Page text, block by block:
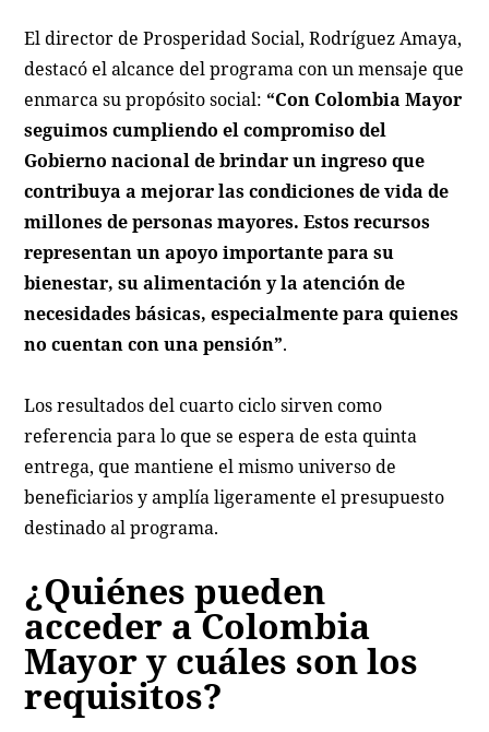
El director de Prosperidad Social, Rodríguez Amaya,
destacó el alcance del programa con un mensaje que
enmarca su propósito social: “Con Colombia Mayor
seguimos cumpliendo el compromiso del
Gobierno nacional de brindar un ingreso que
contribuya a mejorar las condiciones de vida de
millones de personas mayores. Estos recursos
representan un apoyo importante para su
bienestar, su alimentación y la atención de
necesidades básicas, especialmente para quienes
no cuentan con una pensión”.
Los resultados del cuarto ciclo sirven como
referencia para lo que se espera de esta quinta
entrega, que mantiene el mismo universo de
beneficiarios y amplía ligeramente el presupuesto
destinado al programa.
¿Quiénes pueden
acceder a Colombia
Mayor y cuáles son los
requisitos?